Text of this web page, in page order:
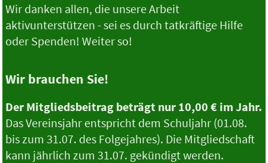
Wir danken allen, die unsere Arbeit
aktivunterstützen - sei es durch tatkräftige Hilfe
oder Spenden! Weiter so!
Wir brauchen Sie!
Der Mitgliedsbeitrag beträgt nur 10,00 € im Jahr.
Das Vereinsjahr entspricht dem Schuljahr (01.08.
bis zum 31.07. des Folgejahres). Die Mitgliedschaft
kann jährlich zum 31.07. gekündigt werden.